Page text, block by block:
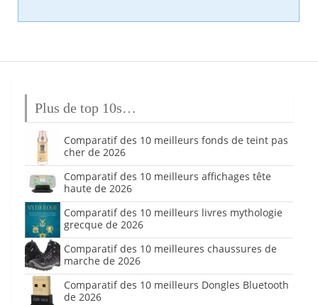
Plus de top 10s…
Comparatif des 10 meilleurs fonds de teint pas
cher de 2026
Comparatif des 10 meilleurs affichages tête
haute de 2026
Comparatif des 10 meilleurs livres mythologie
grecque de 2026
Comparatif des 10 meilleures chaussures de
marche de 2026
Comparatif des 10 meilleurs Dongles Bluetooth
de 2026